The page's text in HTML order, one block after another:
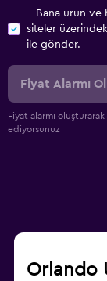
Bana ürün ve
siteler
ile gönder.
Fiyat Alarmı
Fiyat alarmı oluşturarak
ediyorsunuz
Orlando